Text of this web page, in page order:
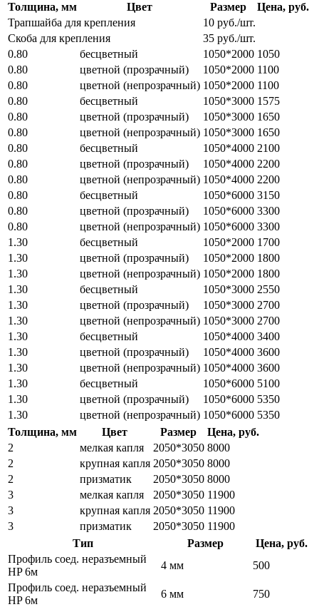
Толщина, мм Цвет Размер
Цена, руб.
Трапшайба для крепления
10 руб./шт.
Скоба для крепления
35 руб./шт.
0.80
бесцветный 1050*2000 1050
0.80
цветной (прозрачный) 1050*2000 1100
0.80
цветной (непрозрачный) 1050*2000 1100
0.80
бесцветный 1050*3000 1575
0.80
цветной (прозрачный) 1050*3000 1650
0.80
цветной (непрозрачный) 1050*3000 1650
0.80
бесцветный 1050*4000 2100
0.80
цветной (прозрачный) 1050*4000 2200
0.80
цветной (непрозрачный) 1050*4000 2200
0.80
бесцветный 1050*6000 3150
0.80
цветной (прозрачный) 1050*6000 3300
0.80
цветной (непрозрачный) 1050*6000 3300
1.30
бесцветный 1050*2000 1700
1.30
цветной (прозрачный) 1050*2000 1800
1.30
цветной (непрозрачный) 1050*2000 1800
1.30
бесцветный 1050*3000 2550
1.30
цветной (прозрачный) 1050*3000 2700
1.30
цветной (непрозрачный) 1050*3000 2700
1.30
бесцветный 1050*4000 3400
1.30
цветной (прозрачный) 1050*4000 3600
1.30
цветной (непрозрачный) 1050*4000 3600
1.30
бесцветный 1050*6000 5100
1.30
цветной (прозрачный) 1050*6000 5350
1.30
цветной (непрозрачный) 1050*6000 5350
Толщина, мм
Цвет Размер
Цена, руб.
2
мелкая капля 2050*3050 8000
2
крупная капля 2050*3050 8000
2
призматик 2050*3050 8000
3
мелкая капля 2050*3050 11900
3
крупная капля 2050*3050 11900
3
призматик 2050*3050 11900
Тип
Размер
Цена, руб.
Профиль соед. неразъемный
HP 6м
4 мм
500
Профиль соед. неразъемный
HP 6м
6 мм
750